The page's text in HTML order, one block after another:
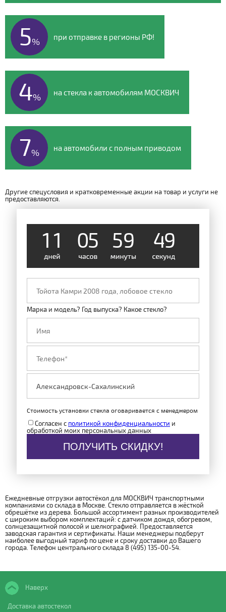
5% при отправке в регионы РФ!
4% на стекла к автомобилям МОСКВИЧ
7% на автомобили с полным приводом
Другие спецусловия и кратковременные акции на товар и услуги не
предоставляются.
1 1 05 59 49
Марка и модель? Год выпуска? Какое стекло?
Стоимость установки стекла оговаривается с менеджером
Согласен с политикой конфиденциальности и
обработкой моих персональных данных
ПОЛУЧИТЬ СКИДКУ!
Ежедневные отгрузки автостёкол для МОСКВИЧ транспортными
компаниями со склада в Москве. Стекло отправляется в жёсткой
обрешётке из дерева. Большой ассортимент разных производителей
с широким выбором комплектаций: с датчиком дождя, обогревом,
солнцезащитной полосой и шелкографией. Предоставляется
заводская гарантия и сертификаты. Наши менеджеры подберут
наиболее выгодный тариф по цене и сроку доставки до Вашего
города. Телефон центрального склада 8 (495) 135-00-54.
Наверх
Доставка автостекол